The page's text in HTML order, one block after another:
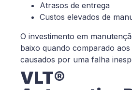
Atrasos de entrega
Custos elevados de
O investimento em
baixo quando comparado
causados por uma falha
VLT®